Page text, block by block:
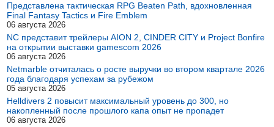
Представлена тактическая RPG Beaten Path, вдохновленная
Final Fantasy Tactics и Fire Emblem
06 августа 2026
NC представит трейлеры AION 2, CINDER CITY и Project Bonfire
на открытии выставки gamescom 2026
06 августа 2026
Netmarble отчиталась о росте выручки во втором квартале 2026
года благодаря успехам за рубежом
05 августа 2026
Helldivers 2 повысит максимальный уровень до 300, но
накопленный после прошлого капа опыт не пропадет
06 августа 2026